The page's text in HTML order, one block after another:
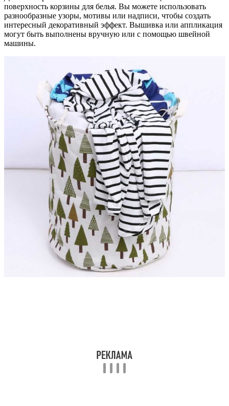
поверхность корзины для белья. Вы можете использовать
разнообразные узоры, мотивы или надписи, чтобы создать
интересный декоративный эффект. Вышивка или аппликация
могут быть выполнены вручную или с помощью швейной
машины.